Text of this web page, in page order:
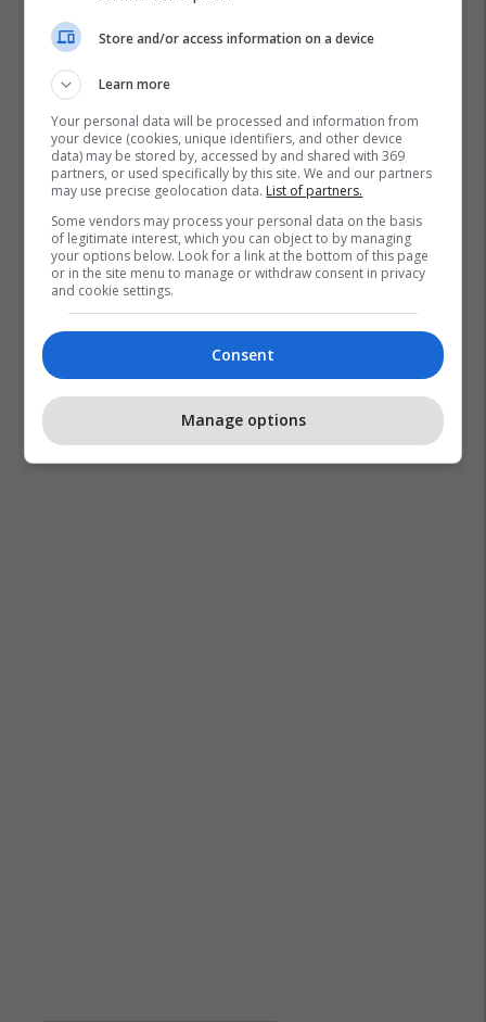
Store and/or access information on a device
Learn more
Your personal data will be processed and information from
your device (cookies, unique identifiers, and other device
data) may be stored by, accessed by and shared with 369
partners, or used specifically by this site. We and our partners
may use precise geolocation data. List of partners.
Some vendors may process your personal data on the basis
of legitimate interest, which you can object to by managing
your options below. Look for a link at the bottom of this page
or in the site menu to manage or withdraw consent in privacy
and cookie settings.
Consent
Manage options